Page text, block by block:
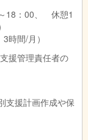
18：00、 休憩1
時間/月）
援管理責任者の
支援計画作成や保